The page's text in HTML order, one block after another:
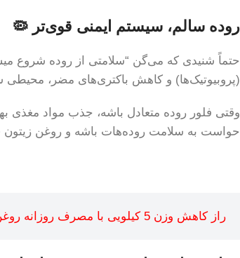
روده سالم، سیستم ایمنی قوی‌تر 🦠
حتماً شنیدی که می‌گن “سلامتی از روده شروع
(پروبیوتیک‌ها) و کاهش باکتری‌های مضر، محیطی
وقتی فلور روده متعادل باشه، جذب مواد
حواست به سلامت روده‌هات باشه و روغن زیتون
راز کاهش وزن 5 کیلویی با مصرف روزانه روغن زیتون